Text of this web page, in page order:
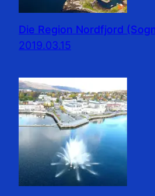
Die Region Nordfjord
2019.03.15